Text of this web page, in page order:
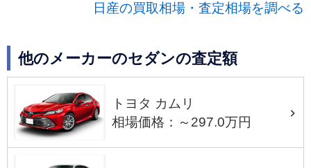
日産の買取相場・査定相場を調べる
他のメーカーのセダンの査定額
トヨタ カムリ
相場価格：～297.0万円